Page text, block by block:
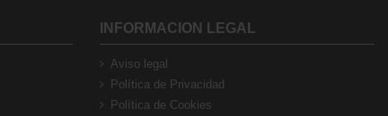
INFORMACION LEGAL
Aviso legal
Política de Privacidad
Política de Cookies